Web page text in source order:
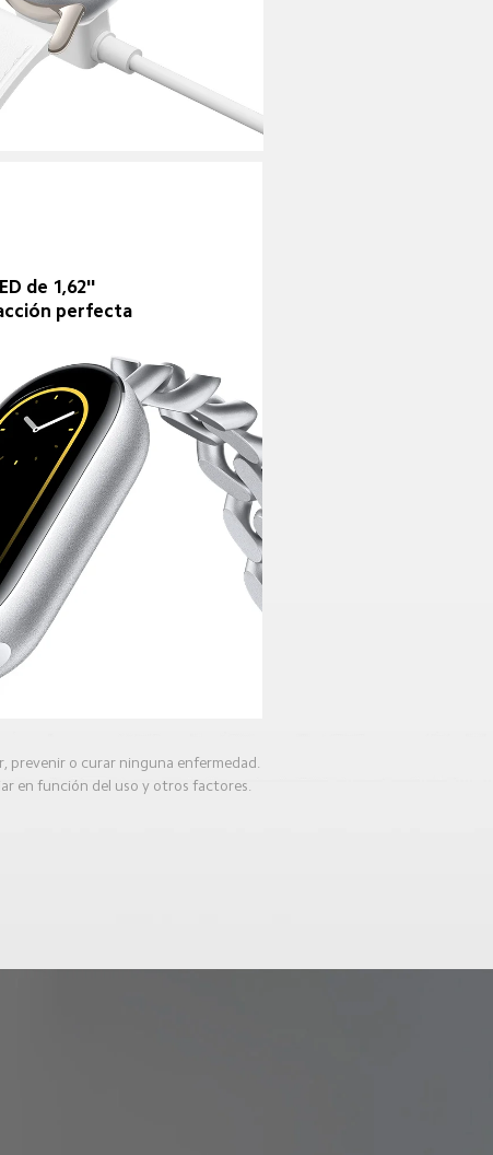
de 1,62''
perfecta
prevenir o curar ninguna enfermedad.
en función del uso y otros factores.